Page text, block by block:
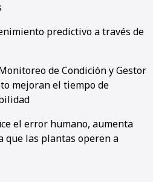
predictivo a través de
de Condición y Gestor
mejoran el tiempo de
el error humano, aumenta
que las plantas operen a